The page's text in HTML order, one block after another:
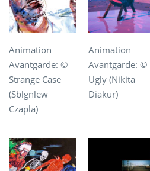
Animation
Avantgarde: ©
Strange Case
(Sblgnlew
Czapla)
Animation
Avantgarde: ©
Ugly (Nikita
Diakur)